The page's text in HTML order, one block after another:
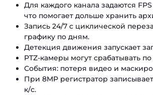
Для каждого канала задаются
что помогает дольше хранить
Запись 24/7 с циклической
графику по дням.
Детекция движения запускает
PTZ-камеры могут срабатывать
События: потеря видео и
При 8MP регистратор
к/с.